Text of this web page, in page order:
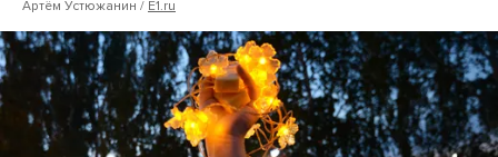
Артём Устюжанин / E1.ru